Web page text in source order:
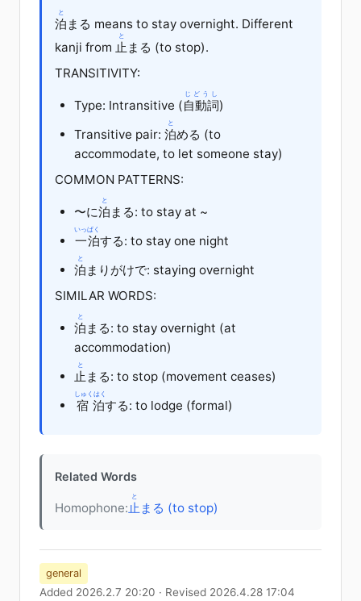
泊
と
まる means to stay overnight. Different
kanji from 止
と
まる (to stop).
TRANSITIVITY:
Type: Intransitive (自動詞
じどうし
)
Transitive pair: 泊
と
める (to
accommodate, to let someone stay)
COMMON PATTERNS:
〜に泊
と
まる: to stay at ~
一泊
いっぱく
する: to stay one night
泊
と
まりがけで: staying overnight
SIMILAR WORDS:
泊
と
まる: to stay overnight (at
accommodation)
止
と
まる: to stop (movement ceases)
宿泊
しゅくはく
する: to lodge (formal)
Related Words
Homophone: 止
と
まる (to stop)
general
Added 2026.2.7 20:20 · Revised 2026.4.28 17:04